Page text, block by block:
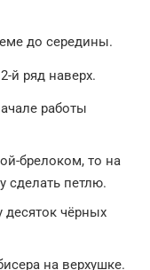
до середины.
й ряд наверх.
работы
брелоком, то на
сделать петлю.
десяток чёрных
на верхушке.